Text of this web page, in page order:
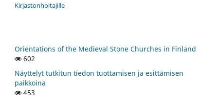
Kirjastonhoitajille
Orientations of the Medieval Stone Churches in Finland
602
Näyttelyt tutkitun tiedon tuottamisen ja esittämisen
paikkoina
453